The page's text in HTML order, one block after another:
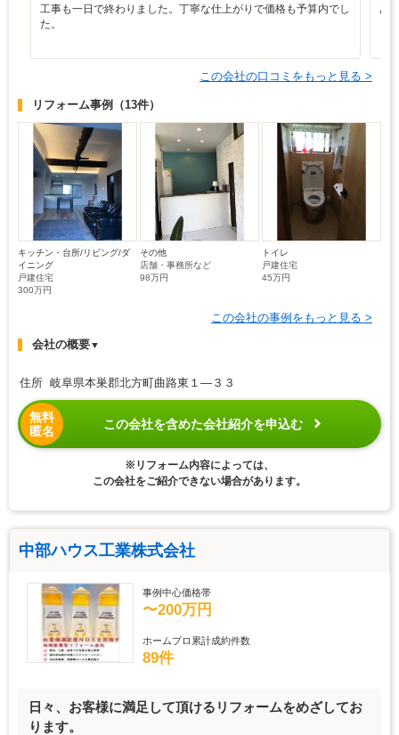
工事も一日で終わりました。丁寧な仕上がりで価格も予算内でし
た。
あ
この会社の口コミをもっと見る >
リフォーム事例 （13件）
キッチン・台所/リビング/ダ
イニング
戸建住宅
300万円
その他
店舗・事務所など
98万円
トイレ
戸建住宅
45万円
この会社の事例をもっと見る >
会社の概要▼
住所 岐阜県本巣郡北方町曲路東１―３３
無料
匿名
この会社を含めた会社紹介を申込む
※リフォーム内容によっては、
この会社をご紹介できない場合があります。
中部ハウス工業株式会社
事例中心価格帯
〜200万円
ホームプロ累計成約件数
89件
日々、お客様に満足して頂けるリフォームをめざしてお
ります。